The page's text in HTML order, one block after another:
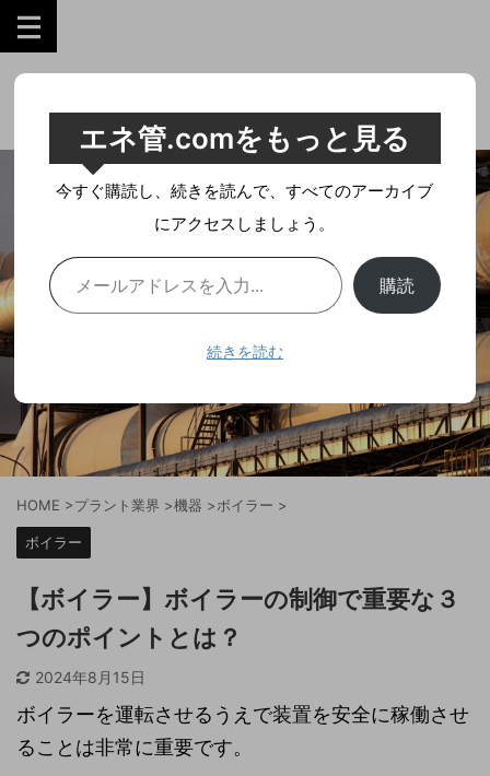
工業技術を誰にでも分かりやすく。
HOME >プラント業界 >機器 >ボイラー >
ボイラー
【ボイラー】ボイラーの制御で重要な３
つのポイントとは？
2024年8月15日
ボイラーを運転させるうえで装置を安全に稼働させ
ることは非常に重要です。
エネ管.comをもっと見る
今すぐ購読し、続きを読んで、すべてのアーカイブ
にアクセスしましょう。
購読
続きを読む